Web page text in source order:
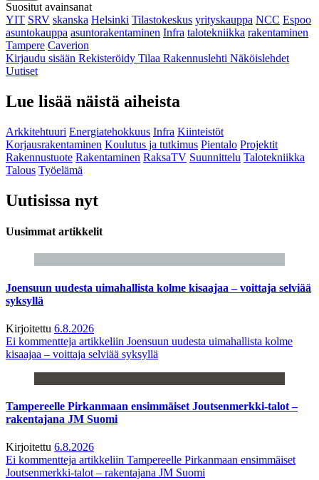
Suositut avainsanat
YIT SRV skanska Helsinki Tilastokeskus yrityskauppa NCC Espoo
asuntokauppa asuntorakentaminen Infra talotekniikka rakentaminen
Tampere Caverion
Kirjaudu sisään Rekisteröidy Tilaa Rakennuslehti Näköislehdet
Uutiset
Lue lisää näistä aiheista
Arkkitehtuuri Energiatehokkuus Infra Kiinteistöt
Korjausrakentaminen Koulutus ja tutkimus Pientalo Projektit
Rakennustuote Rakentaminen RaksaTV Suunnittelu Talotekniikka
Talous Työelämä
Uutisissa nyt
Uusimmat artikkelit
Joensuun uudesta uimahallista kolme kisaajaa – voittaja selviää
syksyllä
Kirjoitettu 6.8.2026
Ei kommentteja artikkeliin Joensuun uudesta uimahallista kolme
kisaajaa – voittaja selviää syksyllä
Tampereelle Pirkanmaan ensimmäiset Joutsenmerkki-talot –
rakentajana JM Suomi
Kirjoitettu 6.8.2026
Ei kommentteja artikkeliin Tampereelle Pirkanmaan ensimmäiset
Joutsenmerkki-talot – rakentajana JM Suomi